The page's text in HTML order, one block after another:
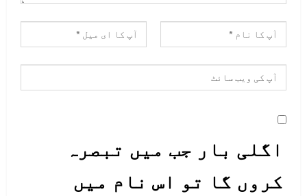
اگلی بار جب میں تبصرہ
کروں گا تو اس نام میں